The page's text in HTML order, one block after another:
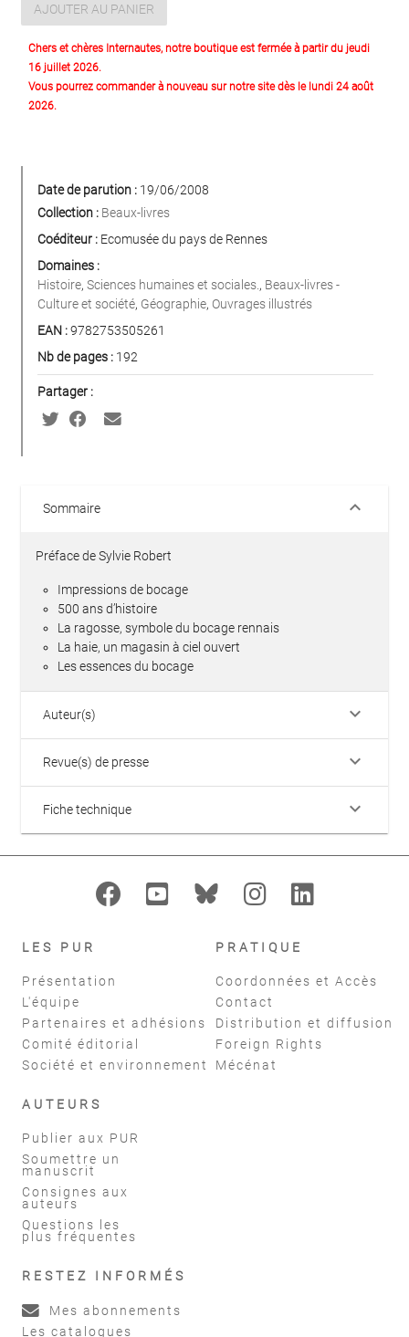
AJOUTER AU PANIER
Chers et chères Internautes, notre boutique est fermée à partir du jeudi
16 juillet 2026.
Vous pourrez commander à nouveau sur notre site dès le lundi 24 août
2026.
Date de parution : 19/06/2008
Collection : Beaux-livres
Coéditeur : Ecomusée du pays de Rennes
Domaines :
Histoire, Sciences humaines et sociales. , Beaux-livres -
Culture et société, Géographie, Ouvrages illustrés
EAN :9782753505261
Nb de pages : 192
Partager :
Sommaire keyboard_arrow_down
Préface de Sylvie Robert
Impressions de bocage
500 ans d’histoire
La ragosse, symbole du bocage rennais
La haie, un magasin à ciel ouvert
Les essences du bocage
Auteur(s) keyboard_arrow_down
Revue(s) de presse keyboard_arrow_down
Fiche technique keyboard_arrow_down
LES PUR
Présentation
L'équipe
Partenaires et adhésions
Comité éditorial
Société et environnement
PRATIQUE
Coordonnées et Accès
Contact
Distribution et diffusion
Foreign Rights
Mécénat
AUTEURS
Publier aux PUR
Soumettre un
manuscrit
Consignes aux
auteurs
Questions les
plus fréquentes
RESTEZ INFORMÉS
Mes abonnements
Les catalogues